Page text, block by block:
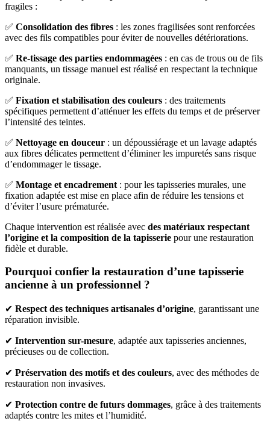
fragiles :
✅ Consolidation des fibres : les zones fragilisées sont renforcées
avec des fils compatibles pour éviter de nouvelles détériorations.
✅ Re-tissage des parties endommagées : en cas de trous ou de fils
manquants, un tissage manuel est réalisé en respectant la technique
originale.
✅ Fixation et stabilisation des couleurs : des traitements
spécifiques permettent d’atténuer les effets du temps et de préserver
l’intensité des teintes.
✅ Nettoyage en douceur : un dépoussiérage et un lavage adaptés
aux fibres délicates permettent d’éliminer les impuretés sans risque
d’endommager le tissage.
✅ Montage et encadrement : pour les tapisseries murales, une
fixation adaptée est mise en place afin de réduire les tensions et
d’éviter l’usure prématurée.
Chaque intervention est réalisée avec des matériaux respectant
l’origine et la composition de la tapisserie pour une restauration
fidèle et durable.
Pourquoi confier la restauration d’une tapisserie
ancienne à un professionnel ?
✔ Respect des techniques artisanales d’origine, garantissant une
réparation invisible.
✔ Intervention sur-mesure, adaptée aux tapisseries anciennes,
précieuses ou de collection.
✔ Préservation des motifs et des couleurs, avec des méthodes de
restauration non invasives.
✔ Protection contre de futurs dommages, grâce à des traitements
adaptés contre les mites et l’humidité.